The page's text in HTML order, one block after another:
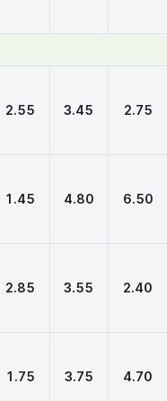
2.55 3.45 2.75
1.45 4.80 6.50
2.85 3.55 2.40
1.75 3.75 4.70